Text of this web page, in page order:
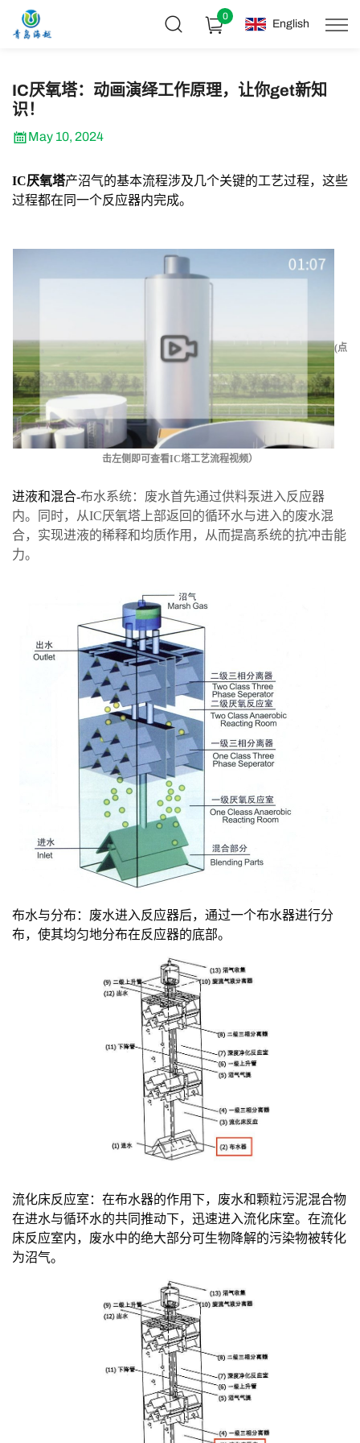
0 English
IC厌氧塔：动画演绎工作原理，让你get新知
识！
May 10, 2024
IC厌氧塔产沼气的基本流程涉及几个关键的工艺过程，这些
过程都在同一个反应器内完成。
(点
击左侧即可查看IC塔工艺流程视频）
进液和混合-布水系统：废水首先通过供料泵进入反应器
内。同时，从IC厌氧塔上部返回的循环水与进入的废水混
合，实现进液的稀释和均质作用，从而提高系统的抗冲击能
力。
布水与分布：废水进入反应器后，通过一个布水器进行分
布，使其均匀地分布在反应器的底部。
流化床反应室：在布水器的作用下，废水和颗粒污泥混合物
在进水与循环水的共同推动下，迅速进入流化床室。在流化
床反应室内，废水中的绝大部分可生物降解的污染物被转化
为沼气。